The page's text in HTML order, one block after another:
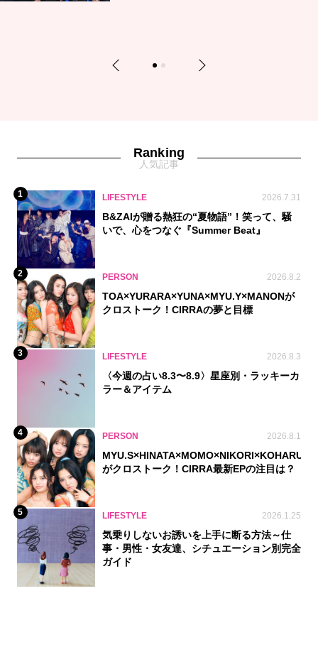
Previous 1 2 Next
Ranking
人気記事
1 LIFESTYLE 2026.7.31
B&ZAIが贈る熱狂の“夏物語”！笑って、騒
いで、心をつなぐ『Summer Beat』
2 PERSON 2026.8.2
TOA×YURARA×YUNA×MYU.Y×MANONが
クロストーク！CIRRAの夢と目標
3 LIFESTYLE 2026.8.3
〈今週の占い8.3〜8.9〉星座別・ラッキーカ
ラー＆アイテム
4 PERSON 2026.8.1
MYU.S×HINATA×MOMO×NIKORI×KOHARU
がクロストーク！CIRRA最新EPの注目は？
5 LIFESTYLE 2026.1.25
気乗りしないお誘いを上手に断る方法～仕
事・男性・女友達、シチュエーション別完全
ガイド